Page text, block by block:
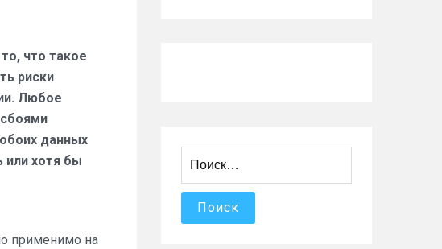
что такое
риски
Любое
данных
или хотя бы
применимо на